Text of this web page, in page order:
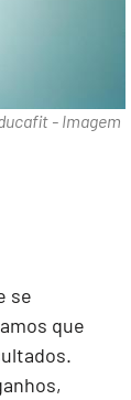
- Imagem
se
que